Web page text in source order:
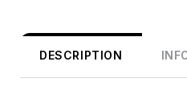
DESCRIPTION